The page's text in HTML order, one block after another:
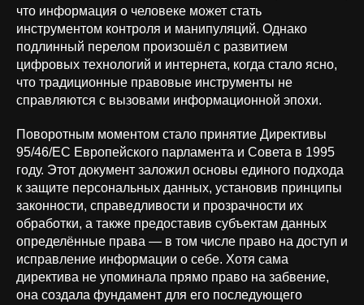
что информация о человеке может стать
инструментом контроля и манипуляций. Однако
подлинный перелом произошёл с развитием
цифровых технологий и интернета, когда стало ясно,
что традиционные правовые инструменты не
справляются с вызовами информационной эпохи.
Поворотным моментом стало принятие Директивы
95/46/EC Европейского парламента и Совета в 1995
году. Этот документ заложил основы единого подхода
к защите персональных данных, установив принципы
законности, справедливости и прозрачности их
обработки, а также предоставив субъектам данных
определённые права — в том числе право на доступ и
исправление информации о себе. Хотя сама
директива не упоминала прямо право на забвение,
она создала фундамент для его последующего